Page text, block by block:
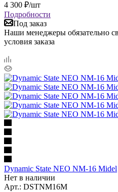
4 300 ₽/шт
Подробности
Под заказ
Наши менеджеры обязательно
условия заказа
Dynamic State NEO NM-16 Midel
Нет в наличии
Арт.: DSTNM16M